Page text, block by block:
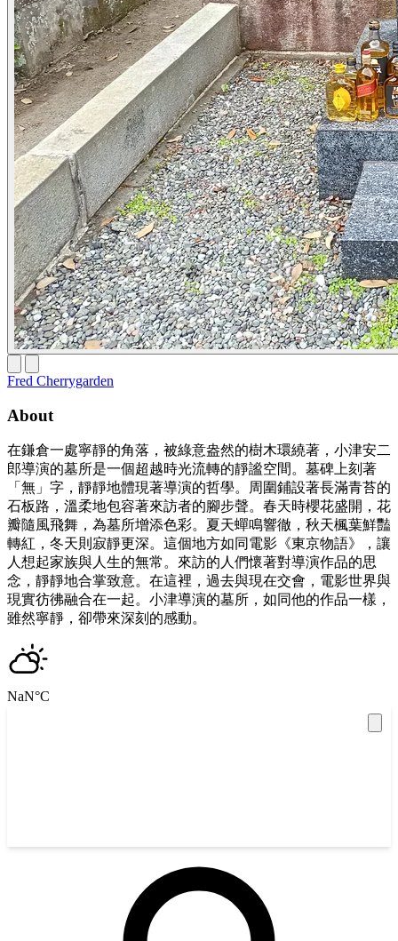
Fred Cherrygarden
About
在鎌倉一處寧靜的角落，被綠意盎然的樹木環繞著，小津安二
郎導演的墓所是一個超越時光流轉的靜謐空間。墓碑上刻著
「無」字，靜靜地體現著導演的哲學。周圍鋪設著長滿青苔的
石板路，溫柔地包容著來訪者的腳步聲。春天時櫻花盛開，花
瓣隨風飛舞，為墓所增添色彩。夏天蟬鳴響徹，秋天楓葉鮮豔
轉紅，冬天則寂靜更深。這個地方如同電影《東京物語》，讓
人想起家族與人生的無常。來訪的人們懷著對導演作品的思
念，靜靜地合掌致意。在這裡，過去與現在交會，電影世界與
現實彷彿融合在一起。小津導演的墓所，如同他的作品一樣，
雖然寧靜，卻帶來深刻的感動。
NaN°C